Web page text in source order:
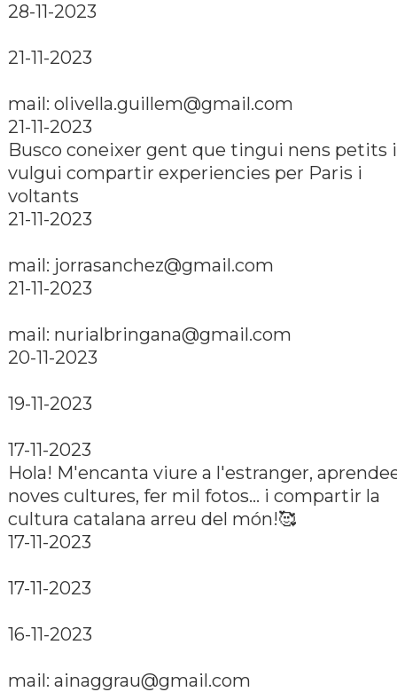
28-11-2023
21-11-2023
mail: olivella.guillem@gmail.com
21-11-2023
Busco coneixer gent que tingui nens petits i
vulgui compartir experiencies per Paris i
voltants
21-11-2023
mail: jorrasanchez@gmail.com
21-11-2023
mail: nurialbringana@gmail.com
20-11-2023
19-11-2023
17-11-2023
Hola! M'encanta viure a l'estranger,
noves cultures, fer mil fotos... i compartir la
cultura catalana arreu del món!🥰
17-11-2023
17-11-2023
16-11-2023
mail: ainaggrau@gmail.com